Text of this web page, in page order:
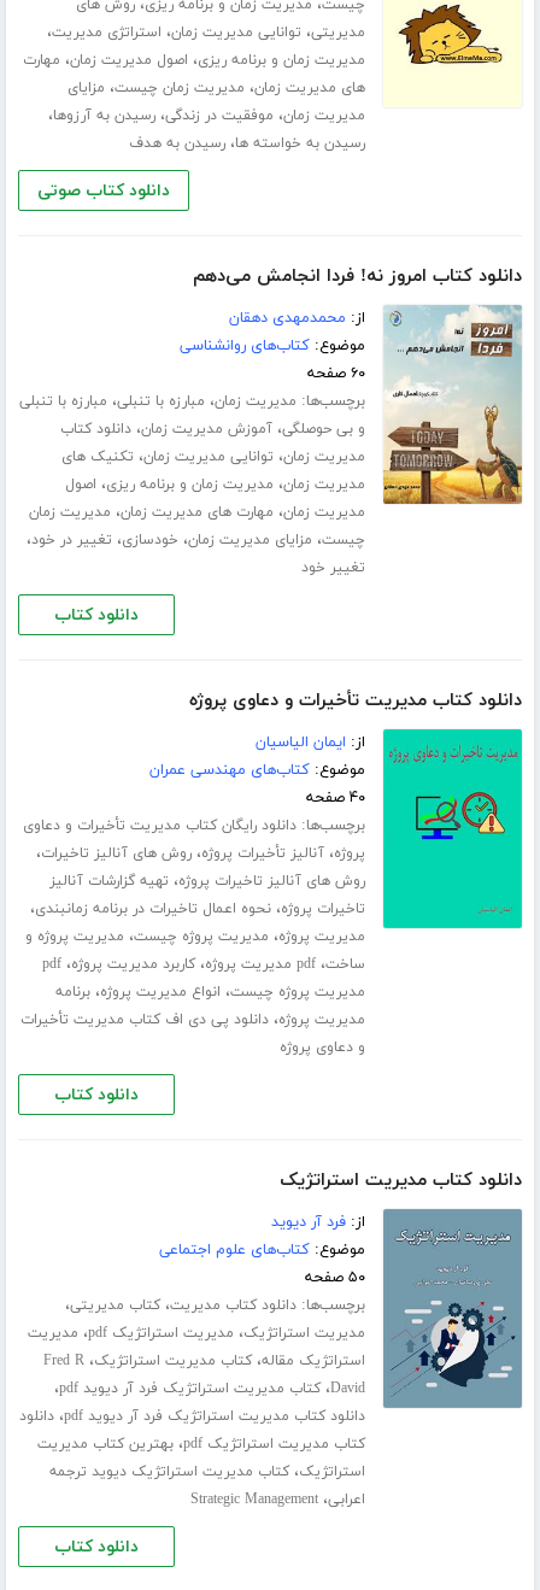
چیست، مدیریت زمان و برنامه ریزی،روش های
مدیریتی، توانایی مدیریت زمان، استراتژی مدیریت،
مدیریت زمان و برنامه ریزی، اصول مدیریت زمان، مهارت
های مدیریت زمان، مدیریت زمان چیست، مزایای
مدیریت زمان، موفقیت در زندگی،رسیدن به آرزوها،
رسیدن به خواسته ها،رسیدن به هدف
دانلود کتاب صوتی
دانلود کتاب امروز نه! فردا انجامش می‌دهم
از: محمدمهدی دهقان
موضوع:کتاب‌های روانشناسی
۶۰ صفحه
برچسب‌ها: مدیریت زمان، مبارزه با تنبلی، مبارزه با تنبلی
و بی حوصلگی،آموزش مدیریت زمان،دانلود کتاب
مدیریت زمان، توانایی مدیریت زمان، تکنیک های
مدیریت زمان، مدیریت زمان و برنامه ریزی، اصول
مدیریت زمان، مهارت های مدیریت زمان، مدیریت زمان
چیست، مزایای مدیریت زمان، خودسازی، تغییر در خود،
تغییر خود
دانلود کتاب
دانلود کتاب مدیریت تأخیرات و دعاوی پروژه
از: ایمان الیاسیان
موضوع:کتاب‌های مهندسی عمران
۴۰ صفحه
برچسب‌ها:دانلود رایگان کتاب مدیریت تأخیرات و دعاوی
پروژه،آنالیز تأخیرات پروژه،روش های آنالیز تاخیرات،
روش های آنالیز تاخیرات پروژه، تهیه گزارشات آنالیز
تاخیرات پروژه،نحوه اعمال تاخیرات در برنامه زمانبندی،
مدیریت پروژه، مدیریت پروژه چیست، مدیریت پروژه و
ساخت،pdf مدیریت پروژه ،کاربرد مدیریت پروژه،pdf
مدیریت پروژه چیست، انواع مدیریت پروژه،برنامه
مدیریت پروژه،دانلود پی دی اف کتاب مدیریت تأخیرات
و دعاوی پروژه
دانلود کتاب
دانلود کتاب مدیریت استراتژیک
از:فرد آر دیوید
موضوع:کتاب‌های علوم اجتماعی
۵۰ صفحه
برچسب‌ها:دانلود کتاب مدیریت،کتاب مدیریتی،
مدیریت استراتژیک، مدیریت استراتژیک pdf ، مدیریت
استراتژیک مقاله،کتاب مدیریت استراتژیک،Fred R
David،کتاب مدیریت استراتژیک فرد آر دیوید pdf ،
دانلود کتاب مدیریت استراتژیک فرد آر دیوید pdf ،دانلود
کتاب مدیریت استراتژیک pdf
،بهترین کتاب مدیریت
استراتژیک،کتاب مدیریت استراتژیک دیوید ترجمه
اعرابی،Strategic Management
دانلود کتاب